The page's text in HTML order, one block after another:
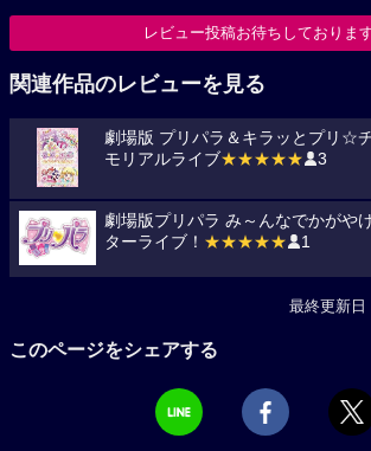
レビュー投稿お待ちしておりま
関連作品のレビューを見る
劇場版 プリパラ＆キラッとプリ☆
モリアルライブ★★★★★ 3
劇場版プリパラ み～んなでかがや
ターライブ！ ★★★★★ 1
最終更新日
このページをシェアする